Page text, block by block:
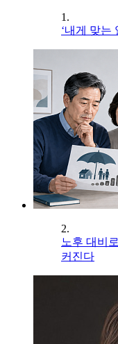
1.
‘내게 맞는
2.
노후 대비
커진다